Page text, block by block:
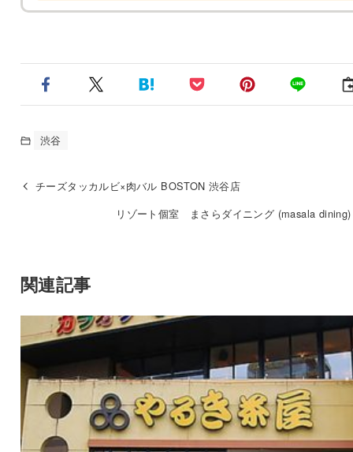
渋谷
チーズタッカルビ×肉バル BOSTON 渋谷店
リゾート個室 まさらダイニング (masala
関連記事